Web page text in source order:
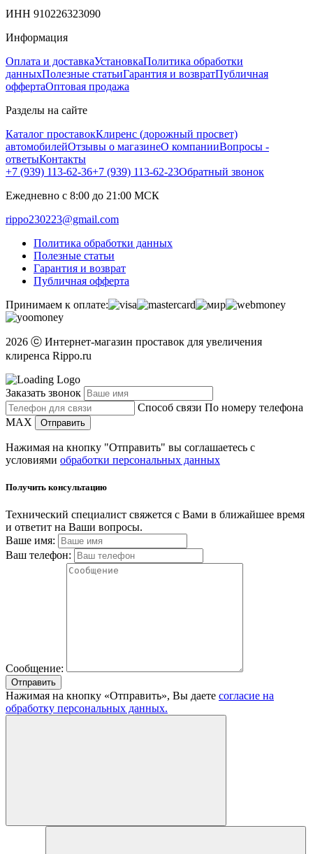
ИНН 910226323090
Информация
Оплата и доставкаУстановкаПолитика обработки
данныхПолезные статьиГарантия и возвратПубличная
оффертаОптовая продажа
Разделы на сайте
Каталог проставокКлиренс (дорожный просвет)
автомобилейОтзывы о магазинеО компанииВопросы -
ответыКонтакты
+7 (939) 113-62-36+7 (939) 113-62-23Обратный звонок
Ежедневно с 8:00 до 21:00 МСК
rippo230223@gmail.com
Политика обработки данных
Полезные статьи
Гарантия и возврат
Публичная офферта
Принимаем к оплате:
2026 ⓒ Интернет-магазин проставок для увеличения
клиренса Rippo.ru
Заказать звонок
Способ связи По номеру телефона
MAX
Отправить
Нажимая на кнопку "Отправить" вы соглашаетесь с
условиями обработки персональных данных
Получить консультацию
Технический специалист свяжется с Вами в ближайшее время
и ответит на Ваши вопросы.
Ваше имя:
Ваш телефон:
Сообщение:
Отправить
Нажимая на кнопку «Отправить», Вы даете согласие на
обработку персональных данных.